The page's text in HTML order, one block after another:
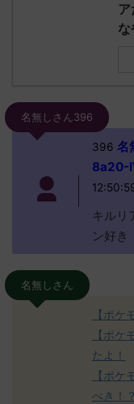
な
名無しさん396
396 名
8a20-
キルリ
ン好き
名無しさん
【ポケ
【ポケ
たよ！
【ポケ
べき！？